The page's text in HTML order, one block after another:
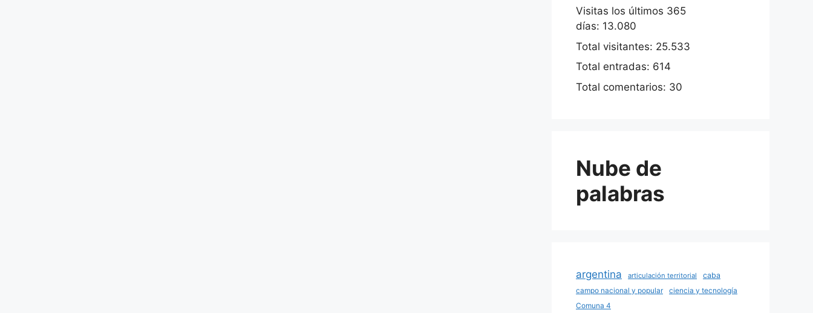
Visitas los últimos 365
días: 13.080
Total visitantes: 25.533
Total entradas: 614
Total comentarios: 30
Nube de
palabras
argentina articulación territorial
caba
campo nacional y popular
ciencia y tecnología
Comuna 4